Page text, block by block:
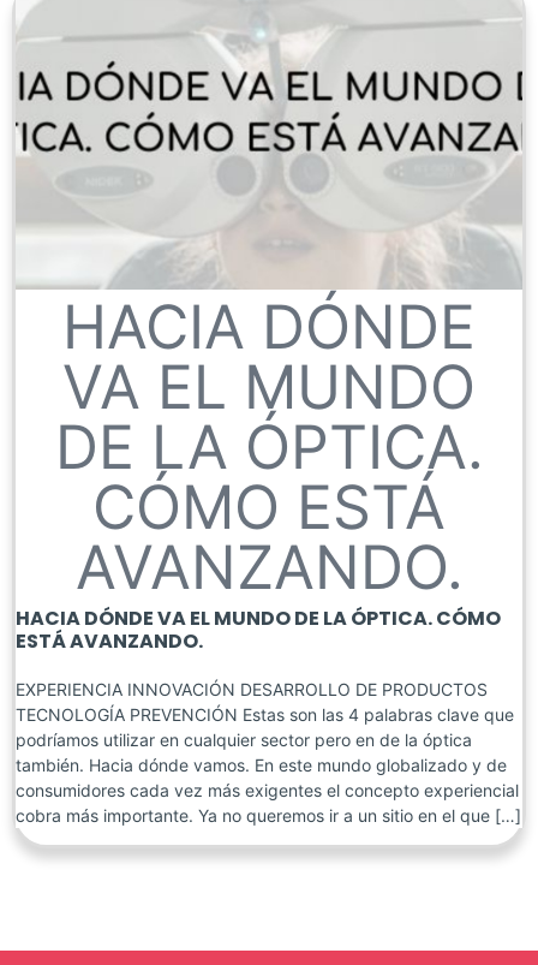
HACIA DÓNDE
VA EL MUNDO
DE LA ÓPTICA.
CÓMO ESTÁ
AVANZANDO.
HACIA DÓNDE VA EL MUNDO DE LA ÓPTICA. CÓMO
ESTÁ AVANZANDO.
EXPERIENCIA INNOVACIÓN DESARROLLO DE PRODUCTOS
TECNOLOGÍA PREVENCIÓN Estas son las 4 palabras clave que
podríamos utilizar en cualquier sector pero en de la óptica
también. Hacia dónde vamos. En este mundo globalizado y de
consumidores cada vez más exigentes el concepto experiencial
cobra más importante. Ya no queremos ir a un sitio en el que […]